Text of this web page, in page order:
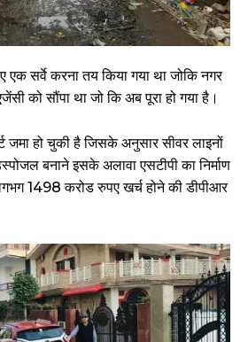
सर्वे करना तय किया गया था जोकि नगर
को सौंपा था जो कि अब पूरा हो गया है।
जमा हो चुकी है जिसके अनुसार सीवर लाइनों
बनाने इसके अलावा एसटीपी का निर्माण
1498 करोड रुपए खर्च होने की डीपीआर